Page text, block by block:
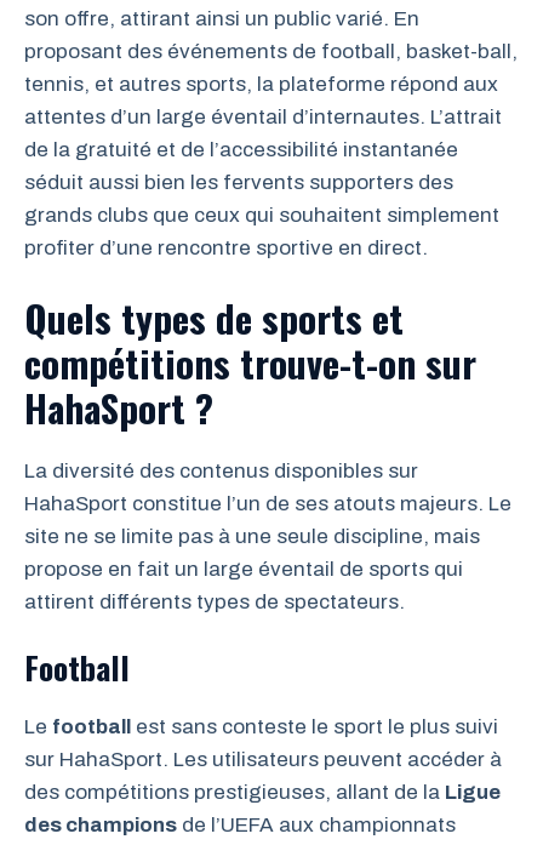
son offre, attirant ainsi un public varié. En
proposant des événements de football, basket-ball,
tennis, et autres sports, la plateforme répond aux
attentes d’un large éventail d’internautes. L’attrait
de la gratuité et de l’accessibilité instantanée
séduit aussi bien les fervents supporters des
grands clubs que ceux qui souhaitent simplement
profiter d’une rencontre sportive en direct.
Quels types de sports et
compétitions trouve-t-on sur
HahaSport ?
La diversité des contenus disponibles sur
HahaSport constitue l’un de ses atouts majeurs. Le
site ne se limite pas à une seule discipline, mais
propose en fait un large éventail de sports qui
attirent différents types de spectateurs.
Football
Le football est sans conteste le sport le plus suivi
sur HahaSport. Les utilisateurs peuvent accéder à
des compétitions prestigieuses, allant de la Ligue
des champions de l’UEFA aux championnats